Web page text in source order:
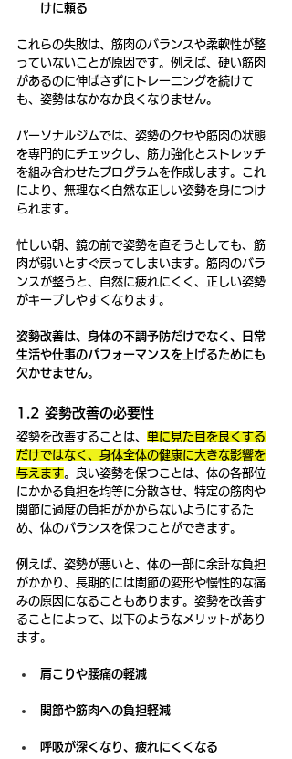
けに頼る
これらの失敗は、筋肉のバランスや柔軟性が整
っていないことが原因です。例えば、硬い筋肉
があるのに伸ばさずにトレーニングを続けて
も、姿勢はなかなか良くなりません。
パーソナルジムでは、姿勢のクセや筋肉の状態
を専門的にチェックし、筋力強化とストレッチ
を組み合わせたプログラムを作成します。これ
により、無理なく自然な正しい姿勢を身につけ
られます。
忙しい朝、鏡の前で姿勢を直そうとしても、筋
肉が弱いとすぐ戻ってしまいます。筋肉のバラ
ンスが整うと、自然に疲れにくく、正しい姿勢
がキープしやすくなります。
姿勢改善は、身体の不調予防だけでなく、日常
生活や仕事のパフォーマンスを上げるためにも
欠かせません。
1.2 姿勢改善の必要性
姿勢を改善することは、 単に見た目を良くする
だけではなく、身体全体の健康に大きな影響を
与えます 。良い姿勢を保つことは、体の各部位
にかかる負担を均等に分散させ、特定の筋肉や
関節に過度の負担がかからないようにするた
め、体のバランスを保つことができます。
例えば、姿勢が悪いと、体の一部に余計な負担
がかかり、長期的には関節の変形や慢性的な痛
みの原因になることもあります。姿勢を改善す
ることによって、以下のようなメリットがあり
ます。
肩こりや腰痛の軽減
関節や筋肉への負担軽減
呼吸が深くなり、疲れにくくなる